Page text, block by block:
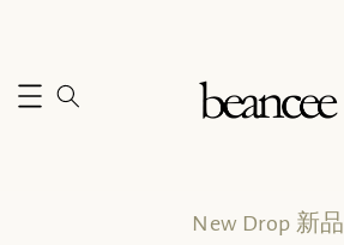
New Drop 新品